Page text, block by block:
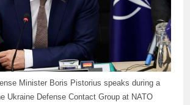
Minister Boris Pistorius speaks during a
Ukraine Defense Contact Group at NATO